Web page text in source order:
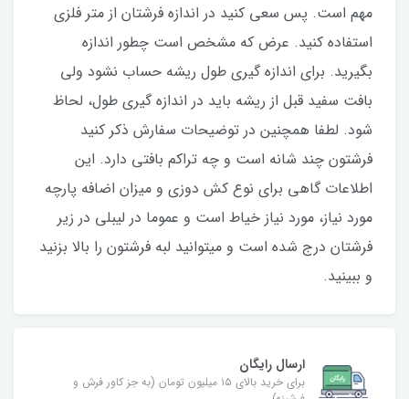
مهم است. پس سعی کنید در اندازه فرشتان از متر فلزی
استفاده کنید‌. عرض که مشخص است چطور اندازه
بگیرید. برای اندازه گیری طول ریشه حساب نشود ولی
بافت سفید قبل از ریشه باید در اندازه گیری طول، لحاظ
شود. لطفا همچنین در توضیحات سفارش ذکر کنید
فرشتون چند شانه است و چه تراکم بافتی دارد. این
اطلاعات گاهی برای نوع کش دوزی و میزان اضافه پارچه
مورد نیاز، مورد نیاز خیاط است و عموما در لیبلی در زیر
فرشتان درج شده است و میتوانید لبه فرشتون را بالا بزنید
و ببینید.
ارسال رایگان
برای خرید بالای ۱۵ میلیون تومان (به جز کاور فرش و